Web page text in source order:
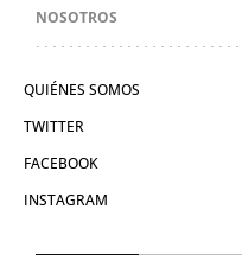
NOSOTROS
QUIÉNES SOMOS
TWITTER
FACEBOOK
INSTAGRAM